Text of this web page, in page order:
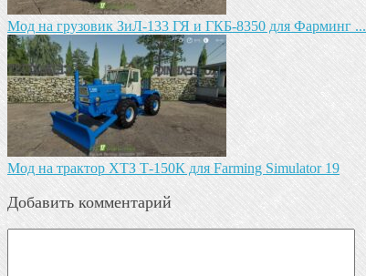
Мод на грузовик ЗиЛ-133 ГЯ и ГКБ-8350 для Фарминг ...
Мод на трактор ХТЗ Т-150К для Farming Simulator 19
Добавить комментарий